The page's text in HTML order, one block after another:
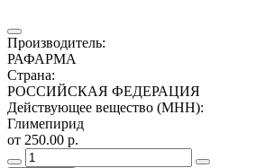
Производитель:
РАФАРМА
Страна:
РОССИЙСКАЯ ФЕДЕРАЦИЯ
Действующее вещество (МНН):
Глимепирид
от 250.00 р.